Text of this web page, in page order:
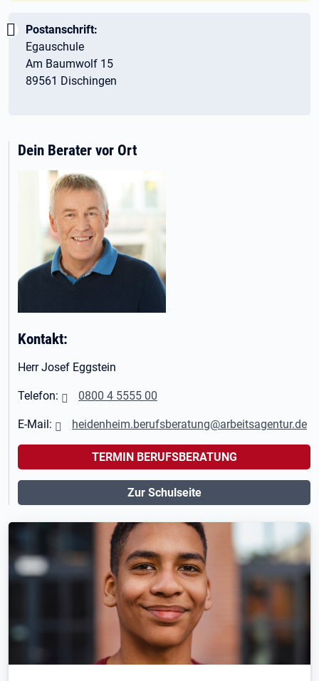
Wichtig:
Postanschrift:
Egauschule
Am Baumwolf 15
89561 Dischingen
Dein Berater vor Ort
Kontakt:
Herr Josef Eggstein
Telefon: 0800 4 5555 00
E-Mail: heidenheim.berufsberatung@arbeitsagentur.de
TERMIN BERUFSBERATUNG
Zur Schulseite